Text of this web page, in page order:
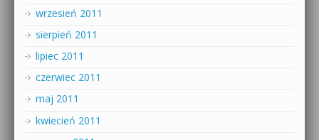
wrzesień 2011
sierpień 2011
lipiec 2011
czerwiec 2011
maj 2011
kwiecień 2011